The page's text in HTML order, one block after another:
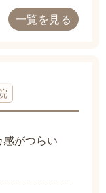
一覧を見る
がつらい